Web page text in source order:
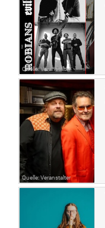
Quelle: Veranstalter
Quelle: Veranstalter